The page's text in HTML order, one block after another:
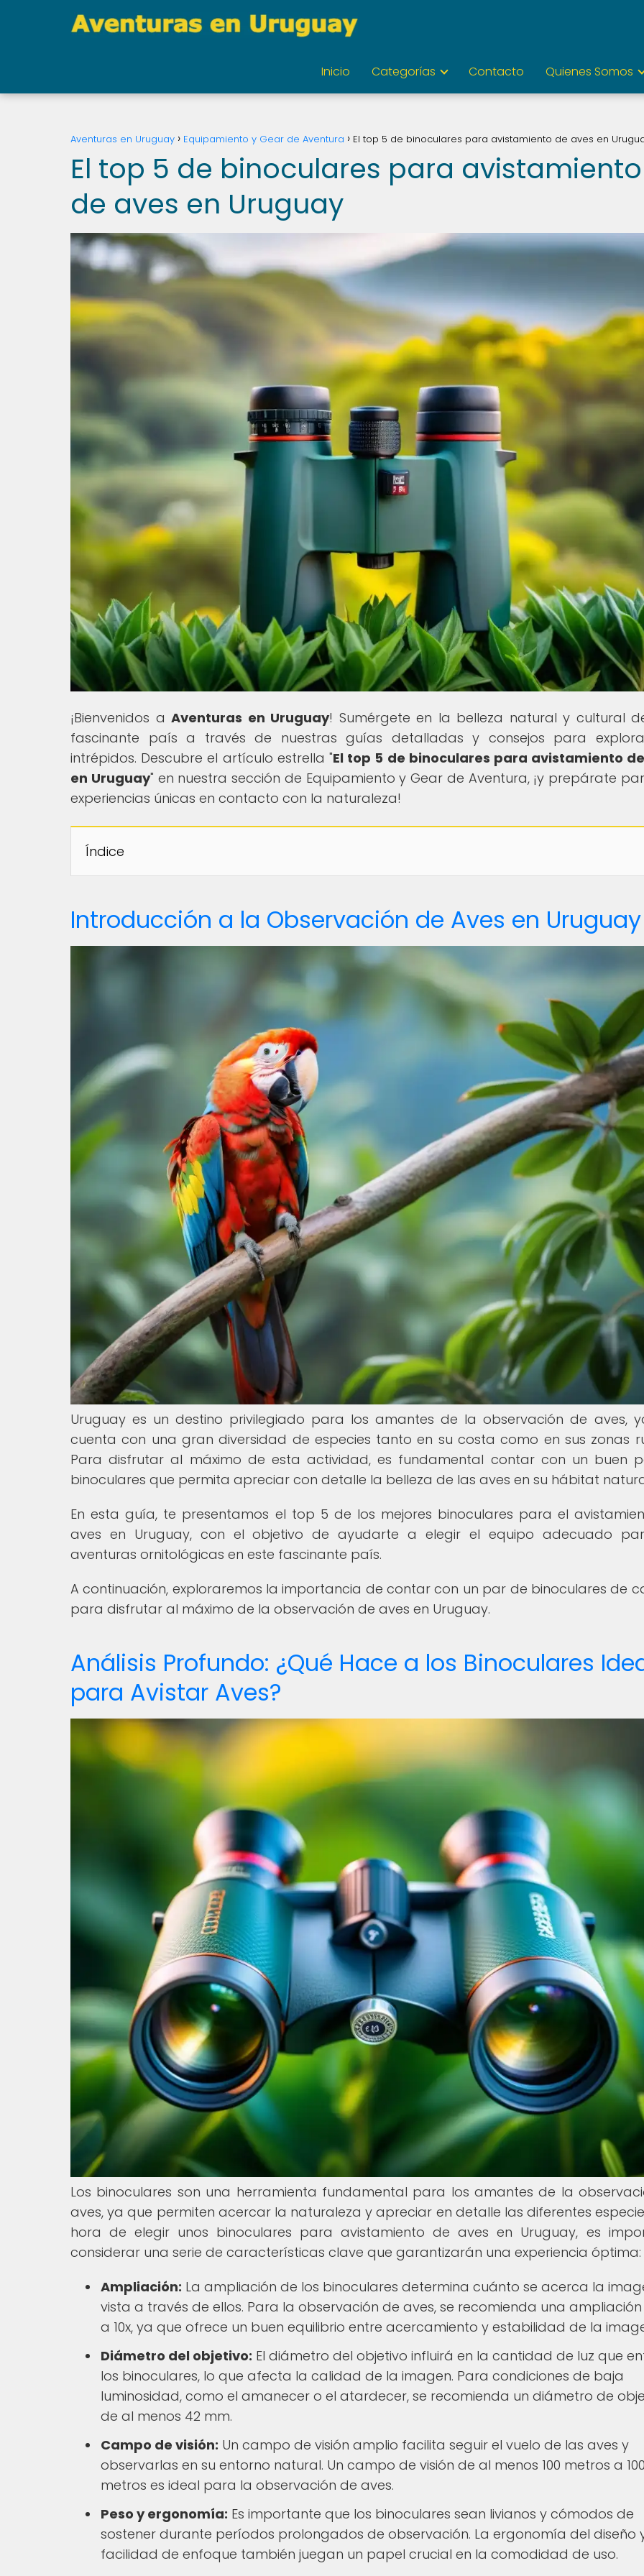
Inicio Categorías Contacto Quienes Somos
Aventuras en Uruguay Equipamiento y Gear de Aventura El top 5 de binoculares para avistamiento de aves en
El top 5 de binoculares para avistamiento
de aves en Uruguay
¡Bienvenidos aAventuras en Uruguay! Sumérgete en la belleza natural y cultural
fascinante país a través de nuestras guías detalladas y consejos para
intrépidos. Descubre el artículo estrella "El top 5 de binoculares para avistamiento
en Uruguay" en nuestra sección de Equipamiento y Gear de Aventura, ¡y prepárate
experiencias únicas en contacto con la naturaleza!
Índice
Introducción a la Observación de Aves en Uruguay
Uruguay es un destino privilegiado para los amantes de la observación de aves,
cuenta con una gran diversidad de especies tanto en su costa como en sus zonas
Para disfrutar al máximo de esta actividad, es fundamental contar con un buen
binoculares que permita apreciar con detalle la belleza de las aves en su hábitat
En esta guía, te presentamos el top 5 de los mejores binoculares para el
aves en Uruguay, con el objetivo de ayudarte a elegir el equipo adecuado
aventuras ornitológicas en este fascinante país.
A continuación, exploraremos la importancia de contar con un par de binoculares de
para disfrutar al máximo de la observación de aves en Uruguay.
Análisis Profundo: ¿Qué Hace a los Binoculares
para Avistar Aves?
Los binoculares son una herramienta fundamental para los amantes de la
aves, ya que permiten acercar la naturaleza y apreciar en detalle las diferentes
hora de elegir unos binoculares para avistamiento de aves en Uruguay, es
considerar una serie de características clave que garantizarán una experiencia óptima:
Ampliación: La ampliación de los binoculares determina cuánto se acerca la
vista a través de ellos. Para la observación de aves, se recomienda una ampliación
a 10x, ya que ofrece un buen equilibrio entre acercamiento y estabilidad de la
Diámetro del objetivo: El diámetro del objetivo influirá en la cantidad de luz que
los binoculares, lo que afecta la calidad de la imagen. Para condiciones de baja
luminosidad, como el amanecer o el atardecer, se recomienda un diámetro de
de al menos 42 mm.
Campo de visión: Un campo de visión amplio facilita seguir el vuelo de las aves y
observarlas en su entorno natural. Un campo de visión de al menos 100 metros a
metros es ideal para la observación de aves.
Peso y ergonomía: Es importante que los binoculares sean livianos y cómodos de
sostener durante períodos prolongados de observación. La ergonomía del diseño
facilidad de enfoque también juegan un papel crucial en la comodidad de uso.